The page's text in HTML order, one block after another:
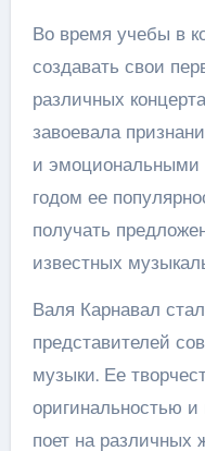
Во время учебы в
создавать свои
различных
завоевала
и
годом ее
получать
известных
Валя Карнавал
представителей
музыки. Ее
оригинальностью
поет на различных